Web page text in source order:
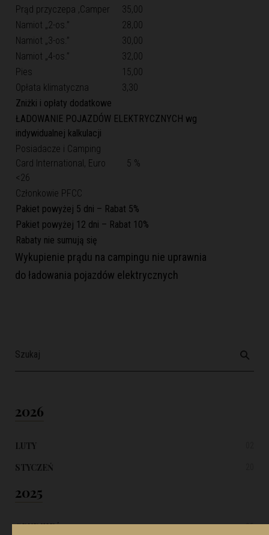
Prąd przyczepa ,Camper
35,00
Namiot „2-os.”
28,00
Namiot „3-os.”
30,00
Namiot „4-os.”
32,00
Pies
15,00
Opłata klimatyczna
3,30
Zniżki i opłaty dodatkowe
ŁADOWANIE POJAZDÓW ELEKTRYCZNYCH wg
indywidualnej kalkulacji
Posiadacze i Camping
Card International, Euro
<26
5 %
Członkowie PFCC
Pakiet powyżej 5 dni – Rabat 5%
Pakiet powyżej 12 dni – Rabat 10%
Rabaty nie sumują się
Wykupienie prądu na campingu nie uprawnia
do ładowania pojazdów elektrycznych
2026
LUTY
STYCZEŃ
2025
GRUDZIEŃ 05